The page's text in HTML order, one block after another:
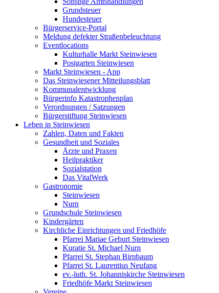
Grundsteuer
Hundesteuer
Bürgerservice-Portal
Meldung defekter Straßenbeleuchtung
Eventlocations
Kulturhalle Markt Steinwiesen
Postgarten Steinwiesen
Markt Steinwiesen - App
Das Steinwiesener Mitteilungsblatt
Kommunalentwicklung
Bürgerinfo Katastrophenplan
Verordnungen / Satzungen
Bürgerstiftung Steinwiesen
Leben in Steinwiesen
Zahlen, Daten und Fakten
Gesundheit und Soziales
Ärzte und Praxen
Heilpraktiker
Sozialstation
Das VitalWerk
Gastronomie
Steinwiesen
Nurn
Grundschule Steinwiesen
Kindergärten
Kirchliche Einrichtungen und Friedhöfe
Pfarrei Mariae Geburt Steinwiesen
Kuratie St. Michael Nurn
Pfarrei St. Stephan Birnbaum
Pfarrei St. Laurentius Neufang
ev.-luth. St. Johanniskirche Steinwiesen
Friedhöfe Markt Steinwiesen